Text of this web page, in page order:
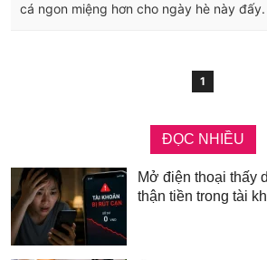
cá ngon miệng hơn cho ngày hè này đấy.
1
ĐỌC NHIỀU
Mở điện thoại thấy
thận tiền trong tài